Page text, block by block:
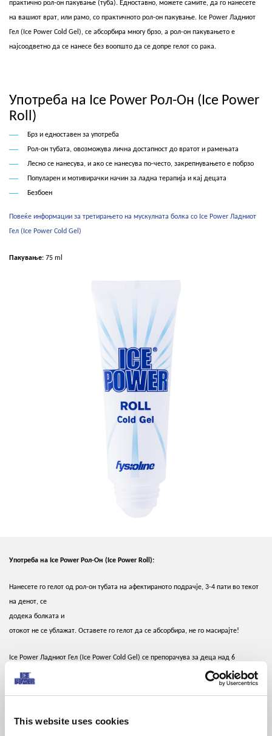
This website uses cookies
практично рол-он пакување (туба). Едноставно, можете самите, да го нанесете
на вашиот врат, или рамо, со практичното рол-он пакување. Ice Power Ладниот
Гел (Ice Power Cold Gel), се абсорбира многу брзо, а рол-он пакувањето е
најсоодветно да се нанесе без воопшто да се допре гелот со рака.
Употреба на Ice Power Рол-Он (Ice Power
Roll)
Брз и едноставен за употреба
Рол-он тубата, овозможува лична достапност до вратот и рамењата
Лесно се нанесува, и ако се нанесува по-често, закрепнувањето е побрзо
Популарен и мотивирачки начин за ладна терапија и кај децата
Безбоен
Повеќе информации за третирањето на мускулната болка со Ice Power Ладниот
Гел (Ice Power Cold Gel)
Пакување: 75 ml
Употреба на Ice Power Рол-Он (Ice Power Roll):
Нанесете го гелот од рол-он тубата на афектираното подрачје, 3-4 пати во текот
на денот, се
додека болката и
отокот не се ублажат. Оставете го гелот да се абсорбира, не го масирајте!
Ice Power Ладниот Гел (Ice Power Cold Gel) се препорачува за деца над 6
годишна возраст. За деца над 2 години возраст, соодветна препорака е Ice
Power Ладната Крема (Ice Power Cold Creme). Ice Power Ладниот Гел (Ice Power